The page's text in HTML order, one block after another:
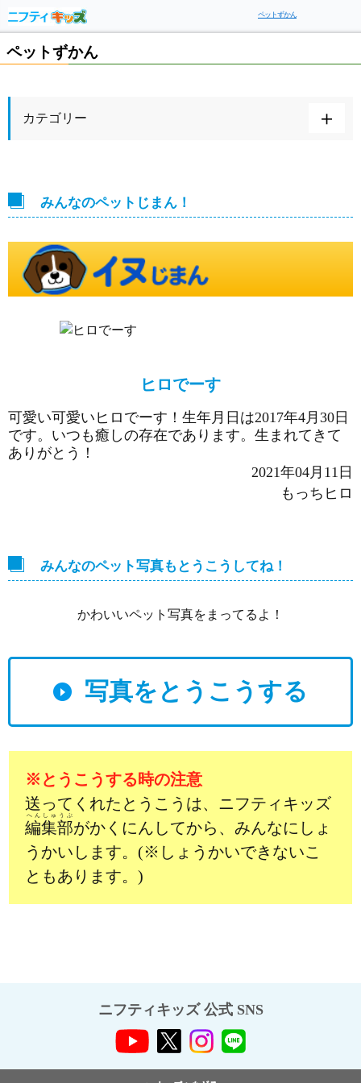
ペットずかん
ペットずかん
カテゴリー
みんなのペットじまん！
ヒロでーす
可愛い可愛いヒロでーす！生年月日は2017年4月30日
です。いつも癒しの存在であります。生まれてきて
ありがとう！
2021年04月11日
もっちヒロ
みんなのペット写真もとうこうしてね！
かわいいペット写真をまってるよ！
写真をとうこうする
※とうこうする時の注意
送ってくれたとうこうは、ニフティキッズ
編集部
へんしゅうぶ
がかくにんしてから、みんなにしょ
うかいします。(※しょうかいできないこ
ともあります。)
ニフティキッズ 公式 SNS